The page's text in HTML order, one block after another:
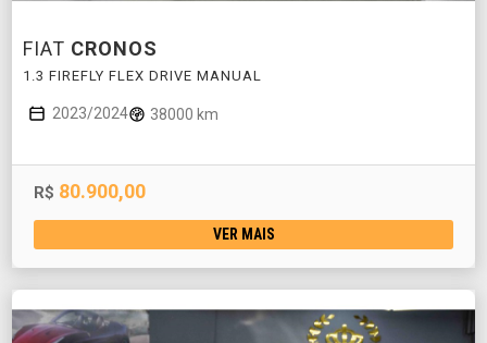
FIAT CRONOS
1.3 FIREFLY FLEX DRIVE MANUAL
2023/2024 38000 km
R$ 80.900,00
VER MAIS